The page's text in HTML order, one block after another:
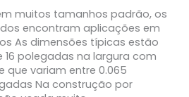
muitos tamanhos padrão, os
encontram aplicações em
As dimensões típicas estão
16 polegadas na largura com
que variam entre 0.065
Na construção por